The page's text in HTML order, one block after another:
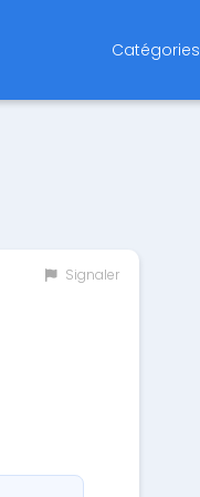
Catégories
Signaler